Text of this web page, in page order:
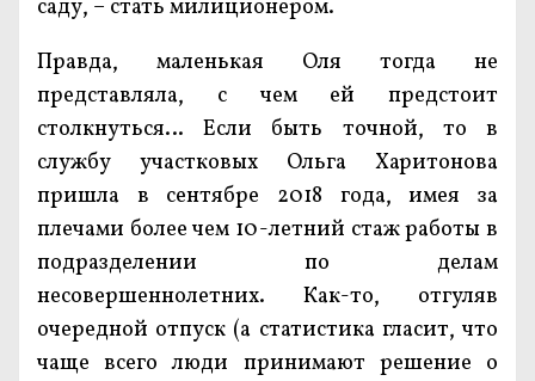
саду, – стать милиционером.
Правда, маленькая Оля тогда не
представляла, с чем ей предстоит
столкнуться… Если быть точной, то в
службу участковых Ольга Харитонова
пришла в сентябре 2018 года, имея за
плечами более чем 10-летний стаж работы в
подразделении по делам
несовершеннолетних. Как-то, отгуляв
очередной отпуск (а статистика гласит, что
чаще всего люди принимают решение о